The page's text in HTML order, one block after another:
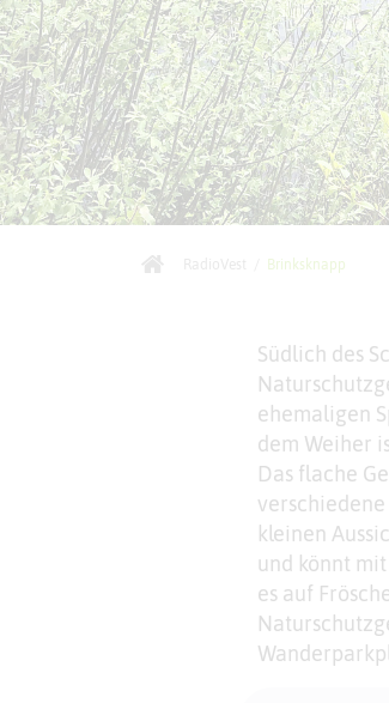
Brinksknapp
Südlich des
ehemaligen
dem Weiher
Das flache
kleinen
und könnt
es auf